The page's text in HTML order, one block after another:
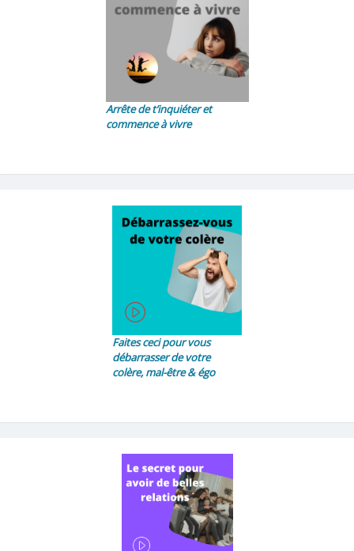
Arrête de t’inquiéter et
commence à vivre
Faites ceci pour vous
débarrasser de votre
colère, mal-être & égo